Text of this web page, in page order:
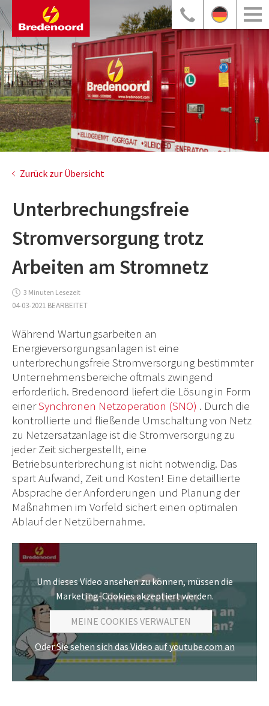
Zurück zur Übersicht
Unterbrechungsfreie
Stromversorgung trotz
Arbeiten am Stromnetz
3 Minuten Lesezeit
04-03-2021 BEARBEITET
Während Wartungsarbeiten an
Energieversorgungsanlagen ist eine
unterbrechungsfreie Stromversorgung bestimmter
Unternehmensbereiche oftmals zwingend
erforderlich. Bredenoord liefert die Lösung in Form
einerSynchronen Netzoperation (SNO) . Durch die
kontrollierte und fließende Umschaltung von Netz
zu Netzersatzanlage ist die Stromversorgung zu
jeder Zeit sichergestellt, eine
Betriebsunterbrechung ist nicht notwendig. Das
spart Aufwand, Zeit und Kosten! Eine detaillierte
Absprache der Anforderungen und Planung der
Maßnahmen im Vorfeld sichert einen optimalen
Ablauf der Netzübernahme.
Um dieses Video ansehen zu können, müssen die
Marketing-Cookies akzeptiert werden.
MEINE COOKIES VERWALTEN
Oder Sie sehen sich das Video auf youtube.com an